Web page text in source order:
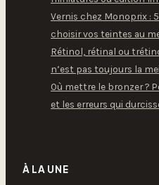
Vernis chez Monoprix :
choisir vos teintes au
Rétinol, rétinal ou
n’est pas toujours la
Où mettre le bronzer ?
et les erreurs qui
À LA UNE